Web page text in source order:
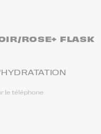
ROSE+ FLASK
le téléphone